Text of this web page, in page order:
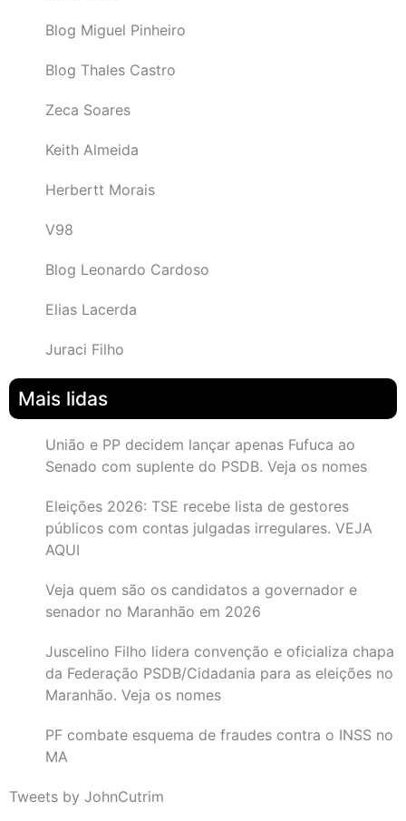
Blog Miguel Pinheiro
Blog Thales Castro
Zeca Soares
Keith Almeida
Herbertt Morais
V98
Blog Leonardo Cardoso
Elias Lacerda
Juraci Filho
Mais lidas
União e PP decidem lançar apenas Fufuca ao
Senado com suplente do PSDB. Veja os nomes
Eleições 2026: TSE recebe lista de gestores
públicos com contas julgadas irregulares. VEJA
AQUI
Veja quem são os candidatos a governador e
senador no Maranhão em 2026
Juscelino Filho lidera convenção e oficializa chapa
da Federação PSDB/Cidadania para as eleições no
Maranhão. Veja os nomes
PF combate esquema de fraudes contra o INSS no
MA
Tweets by JohnCutrim